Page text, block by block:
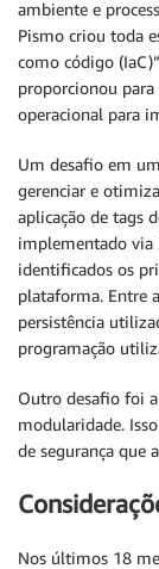
ambiente e
Pismo criou toda
como código
proporcionou
operacional para
Um desafio em
gerenciar e
aplicação de tags
implementado via
identificados os
plataforma. Entre
persistência
programação
Outro desafio foi
modularidade.
de segurança que
Nos últimos 18